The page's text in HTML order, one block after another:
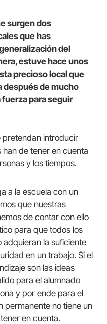
surgen dos
que has
del
estuve hace unos
precioso local que
después de mucho
fuerza para seguir
pretendan introducir
de tener en cuenta
y los tiempos.
a la escuela con un
que nuestras
de contar con ello
para que todos los
la suficiente
en un trabajo. Si el
son las ideas
para el alumnado
y por ende para el
permanente no tiene un
en cuenta.